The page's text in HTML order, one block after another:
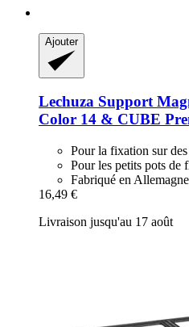
Ajouter
Lechuza Support
Color 14 & CUBE
Pour la fixation sur
Pour les petits pots de
Fabriqué en Allemagne
16,49 €
Livraison jusqu'au 17 août